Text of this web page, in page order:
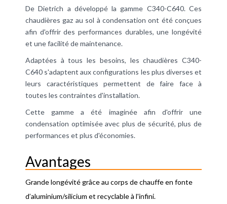
De Dietrich a développé la gamme C340-C640. Ces
chaudières gaz au sol à condensation ont été conçues
afin d'offrir des performances durables, une longévité
et une facilité de maintenance.
Adaptées à tous les besoins, les chaudières C340-
C640 s'adaptent aux configurations les plus diverses et
leurs caractéristiques permettent de faire face à
toutes les contraintes d'installation.
Cette gamme a été imaginée afin d'offrir une
condensation optimisée avec plus de sécurité, plus de
performances et plus d'économies.
Avantages
Grande longévité grâce au corps de chauffe en fonte
d’aluminium/silicium et recyclable à l'infini.